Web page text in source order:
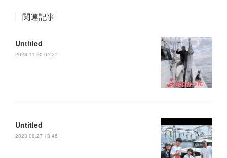
関連記事
Untitled
2023.11.20 04:27
Untitled
2023.08.27 13:46